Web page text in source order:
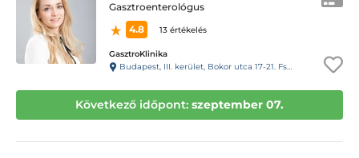
Gasztroenterológus
4.8
13 értékelés
GasztroKlinika
Budapest, III. kerület, Bokor utca 17-21. Fszt.
Következő időpont: szeptember 07.